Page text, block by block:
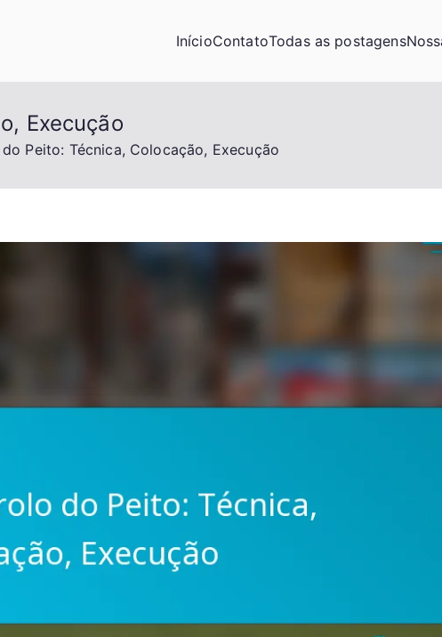
InícioContatoTodas as postagens
Execução
Peito: Técnica, Colocação, Execução